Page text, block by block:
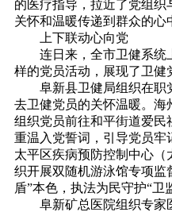
的医疗指导，拉近了党组
关怀和温暖传递到群众的心
上下联动心向党
连日来，全市卫健系统
样的党员活动，展现了卫健
阜新县卫健局组织在职
去卫健党员的关怀温暖。海
组织党员前往和平街道爱民
重温入党誓词，引导党员牢
太平区疾病预防控制中心（
织开展双随机游泳馆专项监
盾”本色，执法为民守护“卫
阜新矿总医院组织专家